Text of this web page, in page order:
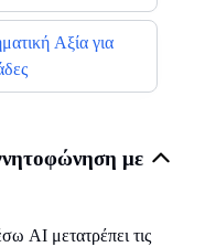
Αξία για
με
AI μετατρέπει τις